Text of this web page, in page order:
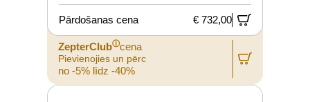
Pārdošanas cena € 732,00
ZepterClubⓘcena
Pievienojies un pērc
no -5% līdz -40%